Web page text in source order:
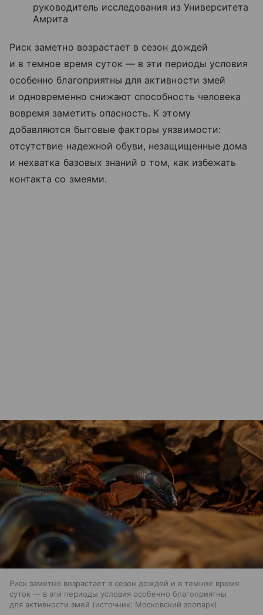
руководитель исследования из Университета
Амрита
Риск заметно возрастает в сезон дождей
и в темное время суток — в эти периоды условия
особенно благоприятны для активности змей
и одновременно снижают способность человека
вовремя заметить опасность. К этому
добавляются бытовые факторы уязвимости:
отсутствие надежной обуви, незащищенные дома
и нехватка базовых знаний о том, как избежать
контакта со змеями.
Риск заметно возрастает в сезон дождей и в темное время
суток — в эти периоды условия особенно благоприятны
для активности змей
источник: Московский зоопарк